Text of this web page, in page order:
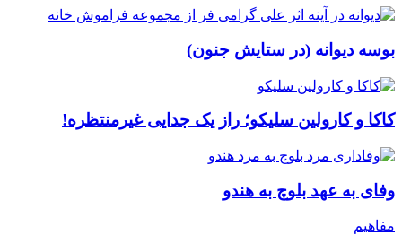
بوسه دیوانه (در ستایش جنون)
کاکا و کارولین سلیکو؛ راز یک جدایی غیرمنتظره!
وفای به عهد بلوچ به هندو
مفاهیم